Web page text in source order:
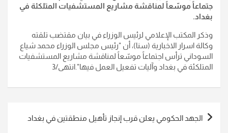
جتماعاً موسّعاً لمناقشة مشاريع المستشفيات المتلكئة في
بغداد.
وذكر المكتب الإعلامي لرئيس الوزراء في بيان مقتضب تلقته
وكالة اسرار الاخبارية (سنا)، أن "رئيس مجلس الوزراء محمد شياع
السوداني ترأس اجتماعاً موسّعاً لمناقشة مشاريع المستشفيات
المتلكئة في بغداد وآليات تفعيل العمل فيها".انتهى/3
تصفّح
المقالات
الجهد الحكومي يعلن قرب إنجاز تأهيل منطقتين في بغداد